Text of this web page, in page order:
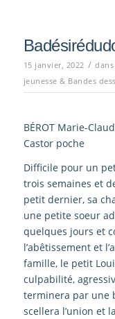
15 janvier, 2022 / dans
jeunesse & Bandes
BÉROT Marie-
Castor poche
Difficile pour un
trois semaines et
petit dernier, sa
une petite soeur
quelques jours et
l’abêtissement et
famille, le petit
culpabilité,
terminera par une
scellera l’union et